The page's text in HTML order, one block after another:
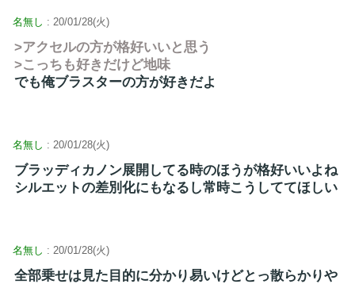
名無し : 20/01/28(火)
>アクセルの方が格好いいと思う
>こっちも好きだけど地味
でも俺ブラスターの方が好きだよ
名無し : 20/01/28(火)
ブラッディカノン展開してる時のほうが格好いいよね
シルエットの差別化にもなるし常時こうしててほしい
名無し : 20/01/28(火)
全部乗せは見た目的に分かり易いけどとっ散らかりや